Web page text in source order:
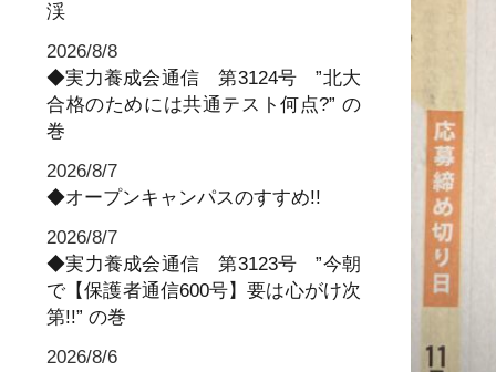
渓
2026/8/8
◆実力養成会通信 第3124号 ”北大
合格のためには共通テスト何点?” の
巻
2026/8/7
◆オープンキャンパスのすすめ!!
2026/8/7
◆実力養成会通信 第3123号 ”今朝
で【保護者通信600号】要は心がけ次
第!!” の巻
2026/8/6